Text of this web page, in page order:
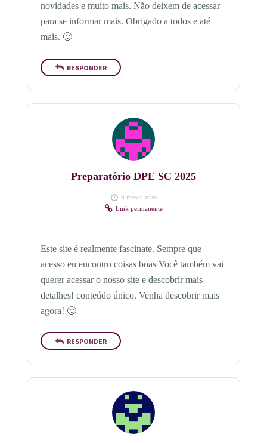
novidades e muito mais. Não deixem de acessar
para se informar mais. Obrigado a todos e até
mais. 🙂
RESPONDER
Preparatório DPE SC 2025
6 meses atrás
Link permanente
Este site é realmente fascinate. Sempre que
acesso eu encontro coisas boas Você também vai
querer acessar o nosso site e descobrir mais
detalhes! conteúdo único. Venha descobrir mais
agora! 🙂
RESPONDER